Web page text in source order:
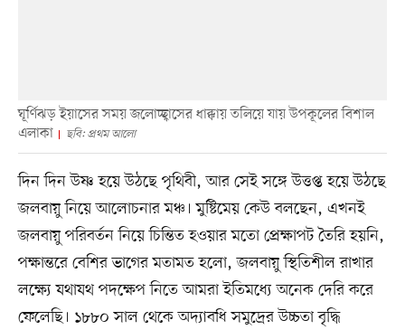
ঘূর্ণিঝড় ইয়াসের সময় জলোচ্ছ্বাসের ধাক্কায় তলিয়ে যায় উপকূলের বিশাল
এলাকা
ছবি: প্রথম আলো
দিন দিন উষ্ণ হয়ে উঠছে পৃথিবী, আর সেই সঙ্গে উত্তপ্ত হয়ে উঠছে
জলবায়ু নিয়ে আলোচনার মঞ্চ। মুষ্টিমেয় কেউ বলছেন, এখনই
জলবায়ু পরিবর্তন নিয়ে চিন্তিত হওয়ার মতো প্রেক্ষাপট তৈরি হয়নি,
পক্ষান্তরে বেশির ভাগের মতামত হলো, জলবায়ু স্থিতিশীল রাখার
লক্ষ্যে যথাযথ পদক্ষেপ নিতে আমরা ইতিমধ্যে অনেক দেরি করে
ফেলেছি। ১৮৮০ সাল থেকে অদ্যাবধি সমুদ্রের উচ্চতা বৃদ্ধি